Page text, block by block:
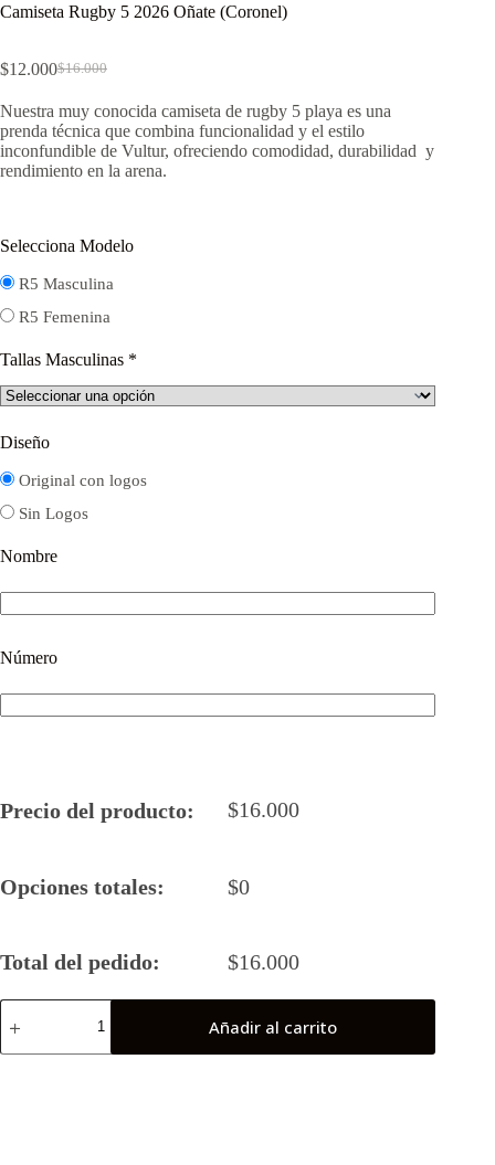
Camiseta Rugby 5 2026 Oñate (Coronel)
$16.000
El
original
era:
$16.000.
$12.000El
actual
es:
$12.000.
Nuestra muy conocida camiseta de rugby 5 playa es una
prenda técnica que combina funcionalidad y el estilo
inconfundible de Vultur, ofreciendo comodidad, durabilidad y
rendimiento en la arena.
Selecciona Modelo
R5 Masculina
R5 Femenina
Tallas Masculinas *
Diseño
Original con logos
Sin Logos
Nombre
Número
Precio del producto: $16.000
Opciones totales: $0
Total del pedido: $16.000
Camiseta
Rugby
Añadir al carrito